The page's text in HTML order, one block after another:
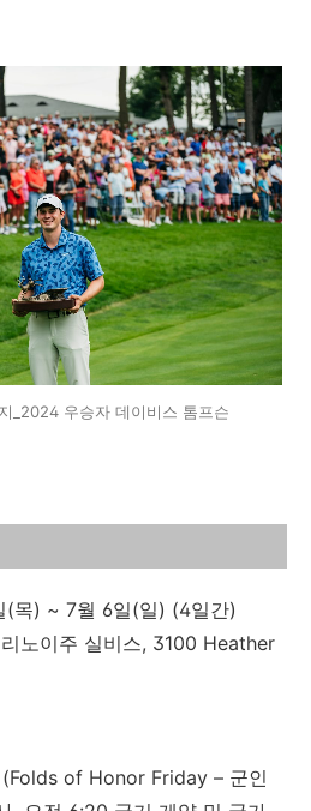
_2024 우승자 데이비스 톰프슨
목) ~ 7월 6일(일) (4일간)
노이주 실비스, 3100 Heather
of Honor Friday – 군인